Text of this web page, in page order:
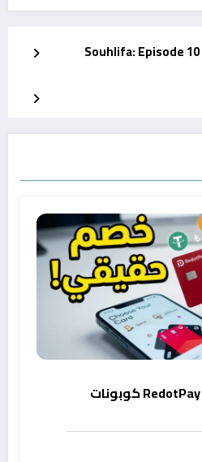
احصل على خصم RedotPay Card كوبونات